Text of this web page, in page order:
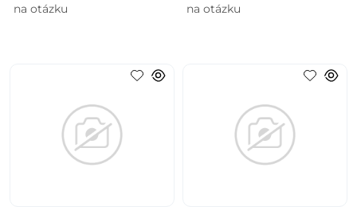
na otázku na otázku